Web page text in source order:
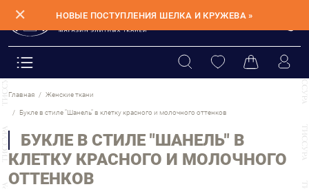
✕ НОВЫЕ ПОСТУПЛЕНИЯ ШЕЛКА И КРУЖЕВА »
Главная Женские ткани
Букле в стиле "Шанель" в клетку красного и молочного оттенков
БУКЛЕ В СТИЛЕ "ШАНЕЛЬ" В
КЛЕТКУ КРАСНОГО И МОЛОЧНОГО
ОТТЕНКОВ